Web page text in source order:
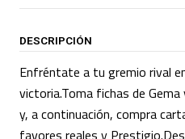
DESCRIPCIÓN
Enfréntate a tu gremio rival
victoria.Toma fichas de
y, a continuación, compra
favores reales y